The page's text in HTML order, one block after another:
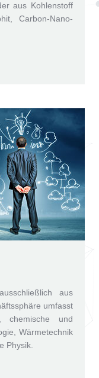
aus Kohlenstoff
Carbon-Nano-
aus
umfasst
chemische und
Wärmetechnik
Physik.